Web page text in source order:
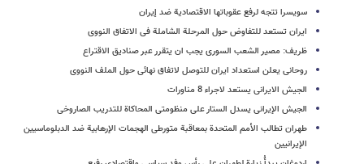
سویسرا تتجه لرفع عقوباتها الاقتصادیة ضد إیران
ایران تستعد للتفاوض حول المرحلة الشاملة فی الاتفاق النووی
ظریف: مصیر الشعب السوری یجب ان یتقرر عبر صنادیق الاقتراع
روحانی یعلن استعداد ایران للتوصل لاتفاق نهائی حول الملف النووی
الجیش الایرانی یستعد لاجراء 8 مناورات
الجیش الإیرانی یسدل الستار علی منظومتی المحاکاة للتدریب الصاروخی
طهران تطالب الأمم المتحدة بمعاقبة متورطی الهجمات الإرهابیة ضد الدبلوماسیین
الإیرانیین